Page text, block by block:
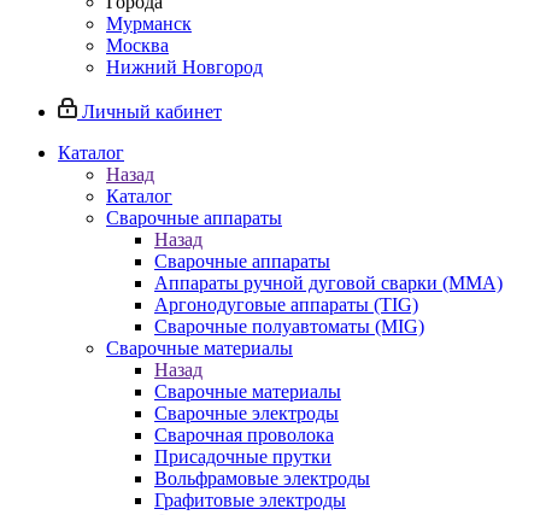
Мурманск
Москва
Нижний Новгород
Личный кабинет
Каталог
Назад
Каталог
Сварочные аппараты
Назад
Сварочные аппараты
Аппараты ручной дуговой сварки (MMA)
Аргонодуговые аппараты (TIG)
Сварочные полуавтоматы (MIG)
Сварочные материалы
Назад
Сварочные материалы
Сварочные электроды
Сварочная проволока
Присадочные прутки
Вольфрамовые электроды
Графитовые электроды